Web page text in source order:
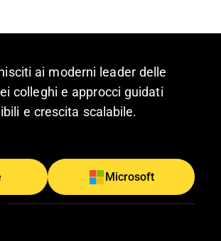
ai moderni leader delle
colleghi e approcci guidati
e crescita scalabile.
Microsoft